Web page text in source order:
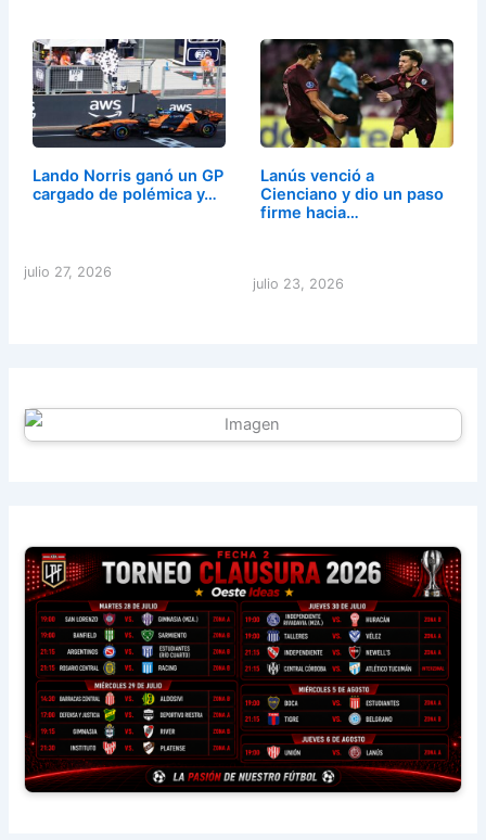
Lando Norris ganó un GP
cargado de polémica y…
julio 27, 2026
Lanús venció a
Cienciano y dio un paso
firme hacia…
julio 23, 2026